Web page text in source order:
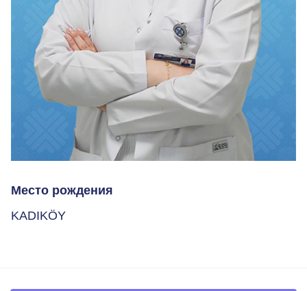
Место рождения
KADIKÖY